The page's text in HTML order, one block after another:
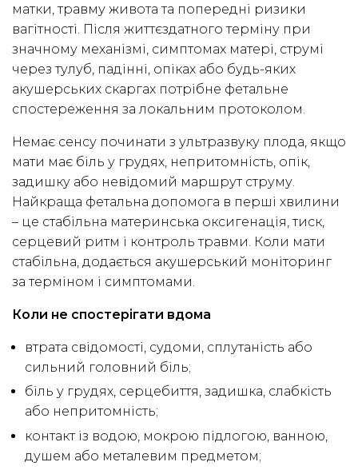
матки, травму живота та попередні ризики
вагітності. Після життєздатного терміну при
значному механізмі, симптомах матері, струмі
через тулуб, падінні, опіках або будь-яких
акушерських скаргах потрібне фетальне
спостереження за локальним протоколом.
Немає сенсу починати з ультразвуку плода, якщо
мати має біль у грудях, непритомність, опік,
задишку або невідомий маршрут струму.
Найкраща фетальна допомога в перші хвилини
– це стабільна материнська оксигенація, тиск,
серцевий ритм і контроль травми. Коли мати
стабільна, додається акушерський моніторинг
за терміном і симптомами.
Коли не спостерігати вдома
втрата свідомості, судоми, сплутаність або
сильний головний біль;
біль у грудях, серцебиття, задишка, слабкість
або непритомність;
контакт із водою, мокрою підлогою, ванною,
душем або металевим предметом;